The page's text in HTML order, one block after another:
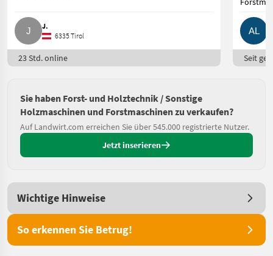
J.
6335 Tirol
23 Std. online Seit
Sie haben Forst- und Holztechnik / Sonstige
Holzmaschinen und Forstmaschinen zu verkaufen?
Auf Landwirt.com erreichen Sie über 545.000 registrierte Nutzer.
Jetzt inserieren
Wichtige Hinweise
So erkennen Sie Betrug!